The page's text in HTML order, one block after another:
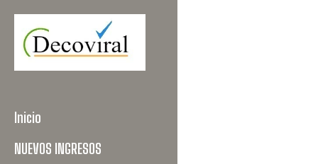
Inicio
NUEVOS INGRESOS